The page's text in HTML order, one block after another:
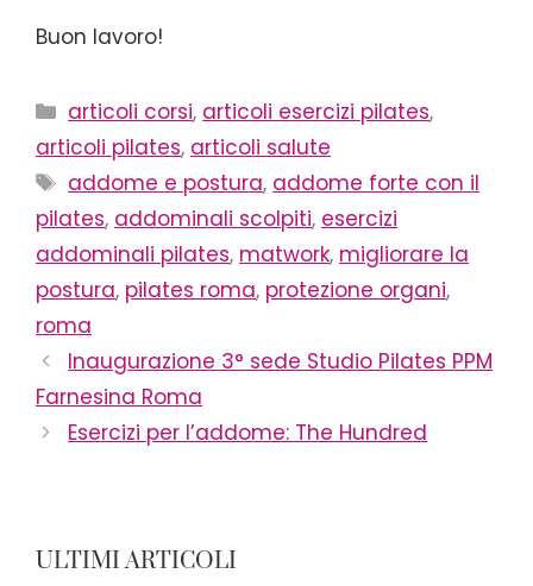
Buon lavoro!
Categorie
articoli corsi, articoli esercizi pilates,
articoli pilates, articoli salute
Tag
addome e postura, addome forte con il
pilates, addominali scolpiti, esercizi
addominali pilates, matwork, migliorare la
postura, pilates roma, protezione organi,
roma
Inaugurazione 3° sede Studio Pilates PPM
Farnesina Roma
Esercizi per l’addome: The Hundred
ULTIMI ARTICOLI